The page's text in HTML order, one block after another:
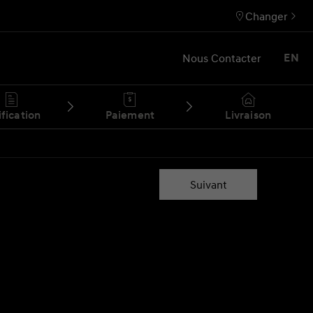
Nous Contacter EN
Changer
Paiement Livraison
Suivant